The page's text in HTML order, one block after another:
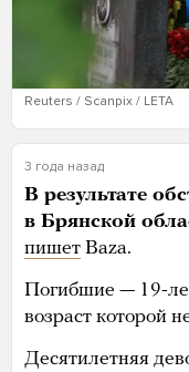
Reuters / Scanpix / LETA
3 года назад
В результате
в Брянской
пишет Baza.
Погибшие — 19-
возраст которой
Десятилетняя